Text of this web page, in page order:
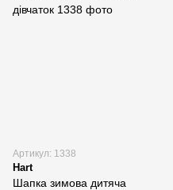
Артикул: 1338
Hart
Шапка зимова дитяча